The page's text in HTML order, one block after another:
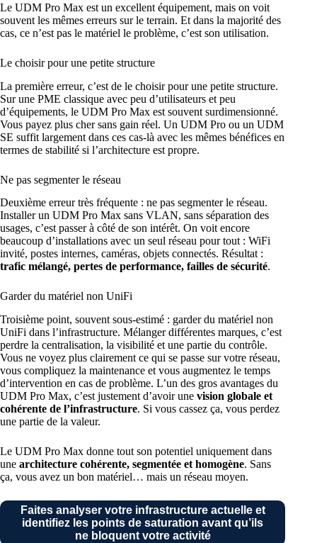
Le UDM Pro Max est un excellent équipement, mais on voit
souvent les mêmes erreurs sur le terrain. Et dans la majorité des
cas, ce n’est pas le matériel le problème, c’est son utilisation.
Le choisir pour une petite structure
La première erreur, c’est de le choisir pour une petite structure.
Sur une PME classique avec peu d’utilisateurs et peu
d’équipements, le UDM Pro Max est souvent surdimensionné.
Vous payez plus cher sans gain réel. Un UDM Pro ou un UDM
SE suffit largement dans ces cas-là avec les mêmes bénéfices en
termes de stabilité si l’architecture est propre.
Ne pas segmenter le réseau
Deuxième erreur très fréquente : ne pas segmenter le réseau.
Installer un UDM Pro Max sans VLAN, sans séparation des
usages, c’est passer à côté de son intérêt. On voit encore
beaucoup d’installations avec un seul réseau pour tout : WiFi
invité, postes internes, caméras, objets connectés. Résultat :
trafic mélangé, pertes de performance, failles de sécurité.
Garder du matériel non UniFi
Troisième point, souvent sous-estimé : garder du matériel non
UniFi dans l’infrastructure. Mélanger différentes marques, c’est
perdre la centralisation, la visibilité et une partie du contrôle.
Vous ne voyez plus clairement ce qui se passe sur votre réseau,
vous compliquez la maintenance et vous augmentez le temps
d’intervention en cas de problème. L’un des gros avantages du
UDM Pro Max, c’est justement d’avoir une vision globale et
cohérente de l’infrastructure. Si vous cassez ça, vous perdez
une partie de la valeur.
Le UDM Pro Max donne tout son potentiel uniquement dans
une architecture cohérente, segmentée et homogène. Sans
ça, vous avez un bon matériel… mais un réseau moyen.
Faites analyser votre infrastructure actuelle et
identifiez les points de saturation avant qu’ils
ne bloquent votre activité